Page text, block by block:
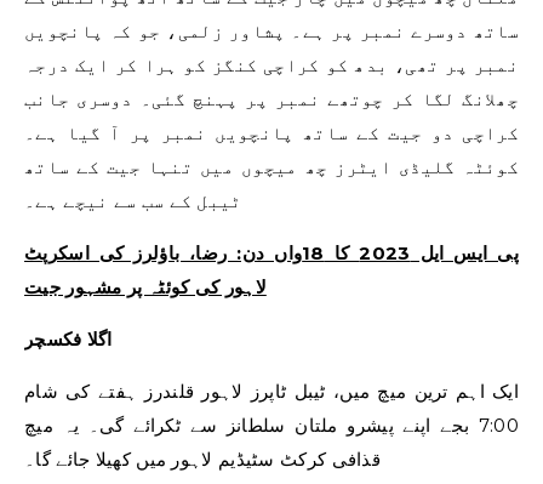
ساتھ دوسرے نمبر پر ہے۔ پشاور زلمی، جو کہ پانچویں
نمبر پر تھی، بدھ کو کراچی کنگز کو ہرا کر ایک درجہ
چھلانگ لگا کر چوتھے نمبر پر پہنچ گئی۔ دوسری جانب
کراچی دو جیت کے ساتھ پانچویں نمبر پر آ گیا ہے۔
کوئٹہ گلیڈی ایٹرز چھ میچوں میں تنہا جیت کے ساتھ
ٹیبل کے سب سے نیچے ہے۔
پی ایس ایل 2023 کا 18واں دن: رضا، باؤلرز کی اسکرپٹ
لاہور کی کوئٹہ پر مشہور جیت
اگلا فکسچر
ایک اہم ترین میچ میں، ٹیبل ٹاپرز لاہور قلندرز ہفتے کی شام
7:00 بجے اپنے پیشرو ملتان سلطانز سے ٹکرائے گی۔ یہ میچ
قذافی کرکٹ سٹیڈیم لاہور میں کھیلا جائے گا۔